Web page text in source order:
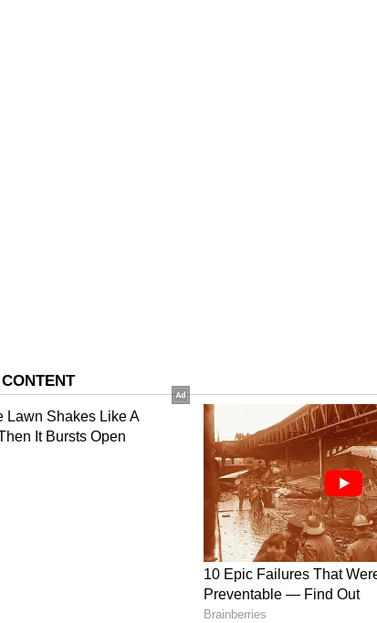
படுகொலை
தப்பியோடிவிடவே கார்த்திக்கை அந்த
ரத்த வெள்ளத்தில் சரிந்த கார்த்திக் சம்பவ
இதுதொடர்பாக போலீசாருக்கு தகவல்
போலீசார் கார்த்திக் உடலை கைப்பற்றி
அரசு மருத்துவமனைக்கு அனுப்பி